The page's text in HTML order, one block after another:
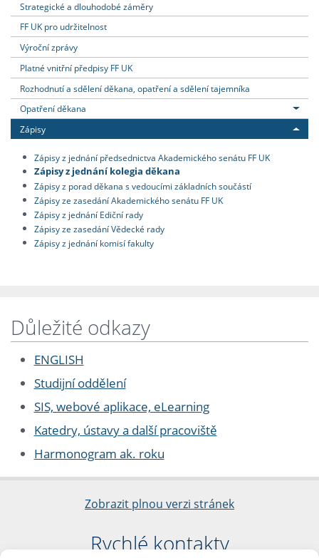
Strategické a dlouhodobé záměry
FF UK pro udržitelnost
Výroční zprávy
Platné vnitřní předpisy FF UK
Rozhodnutí a sdělení děkana, opatření a sdělení tajemníka
Opatření děkana
Zápisy
Zápisy z jednání předsednictva Akademického senátu FF UK
Zápisy z jednání kolegia děkana
Zápisy z porad děkana s vedoucími základních součástí
Zápisy ze zasedání Akademického senátu FF UK
Zápisy z jednání Ediční rady
Zápisy ze zasedání Vědecké rady
Zápisy z jednání komisí fakulty
Důležité odkazy
ENGLISH
Studijní oddělení
SIS, webové aplikace, eLearning
Katedry, ústavy a další pracoviště
Harmonogram ak. roku
Zobrazit plnou verzi stránek
Rychlé kontakty